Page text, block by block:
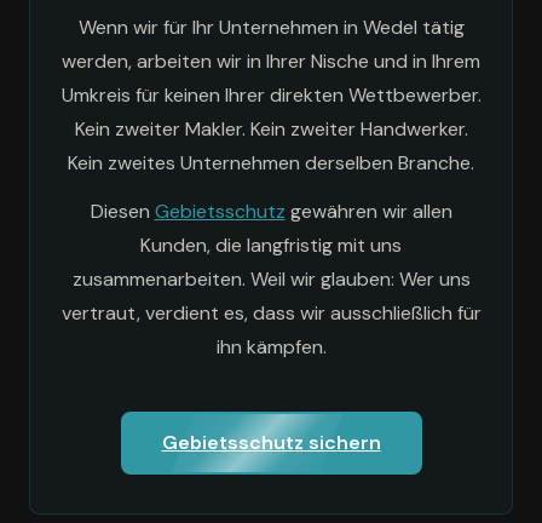
Wenn wir für Ihr Unternehmen in Wedel tätig
werden, arbeiten wir in Ihrer Nische und in Ihrem
Umkreis für keinen Ihrer direkten Wettbewerber.
Kein zweiter Makler. Kein zweiter Handwerker.
Kein zweites Unternehmen derselben Branche.
Diesen Gebietsschutz gewähren wir allen
Kunden, die langfristig mit uns
zusammenarbeiten. Weil wir glauben: Wer uns
vertraut, verdient es, dass wir ausschließlich für
ihn kämpfen.
Gebietsschutz sichern